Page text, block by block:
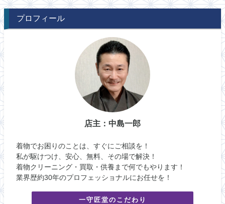
プロフィール
店主：中島一郎
着物でお困りのことは、すぐにご相談を！
私が駆けつけ、安心、無料、その場で解決！
着物クリーニング・買取・供養まで何でもやります！
業界歴約30年のプロフェッショナルにお任せを！
一守匠堂のこだわり